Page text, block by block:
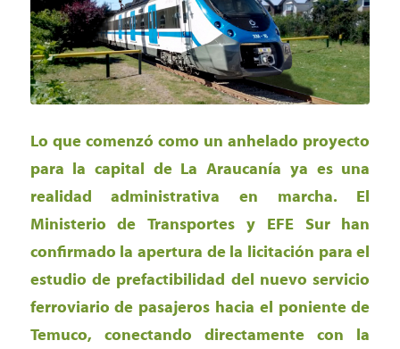
Lo que comenzó como un anhelado proyecto
para la capital de La Araucanía ya es una
realidad administrativa en marcha. El
Ministerio de Transportes y EFE Sur han
confirmado la apertura de la licitación para el
estudio de prefactibilidad del nuevo servicio
ferroviario de pasajeros hacia el poniente de
Temuco, conectando directamente con la